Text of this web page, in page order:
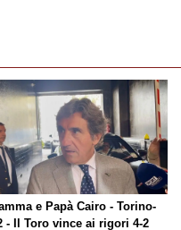
e Papà Cairo - Torino-
- Il Toro vince ai rigori 4-2